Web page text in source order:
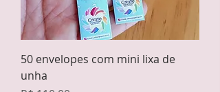
50 envelopes com mini lixa de
unha